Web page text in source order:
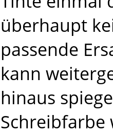
überhaupt
passende
kann
hinaus
Schreibfarbe